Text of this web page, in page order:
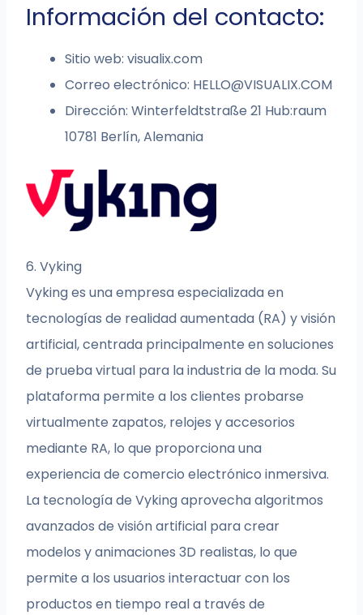
Información del contacto:
Sitio web: visualix.com
Correo electrónico: HELLO@VISUALIX.COM
Dirección: Winterfeldtstraße 21 Hub:raum
10781 Berlín, Alemania
6. Vyking
Vyking es una empresa especializada en
tecnologías de realidad aumentada (RA) y visión
artificial, centrada principalmente en soluciones
de prueba virtual para la industria de la moda. Su
plataforma permite a los clientes probarse
virtualmente zapatos, relojes y accesorios
mediante RA, lo que proporciona una
experiencia de comercio electrónico inmersiva.
La tecnología de Vyking aprovecha algoritmos
avanzados de visión artificial para crear
modelos y animaciones 3D realistas, lo que
permite a los usuarios interactuar con los
productos en tiempo real a través de